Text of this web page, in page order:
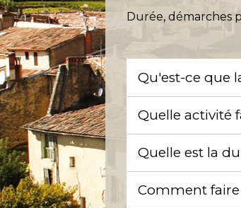
Durée, démarches
Qu'est-ce que
Quelle activité
Quelle est la
Comment